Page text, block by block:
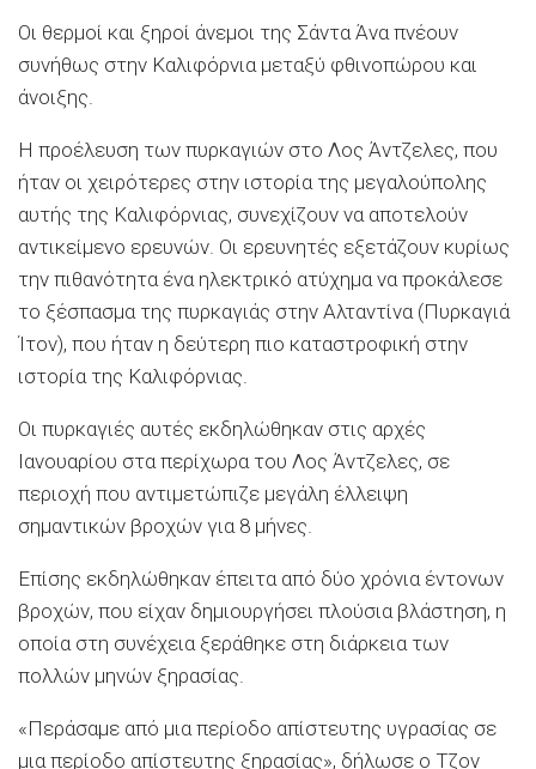
Οι θερμοί και ξηροί άνεμοι της Σάντα Άνα πνέουν
συνήθως στην Καλιφόρνια μεταξύ φθινοπώρου και
άνοιξης.
Η προέλευση των πυρκαγιών στο Λος Άντζελες, που
ήταν οι χειρότερες στην ιστορία της μεγαλούπολης
αυτής της Καλιφόρνιας, συνεχίζουν να αποτελούν
αντικείμενο ερευνών. Οι ερευνητές εξετάζουν κυρίως
την πιθανότητα ένα ηλεκτρικό ατύχημα να προκάλεσε
το ξέσπασμα της πυρκαγιάς στην Αλταντίνα (Πυρκαγιά
Ίτον), που ήταν η δεύτερη πιο καταστροφική στην
ιστορία της Καλιφόρνιας.
Οι πυρκαγιές αυτές εκδηλώθηκαν στις αρχές
Ιανουαρίου στα περίχωρα του Λος Άντζελες, σε
περιοχή που αντιμετώπιζε μεγάλη έλλειψη
σημαντικών βροχών για 8 μήνες.
Επίσης εκδηλώθηκαν έπειτα από δύο χρόνια έντονων
βροχών, που είχαν δημιουργήσει πλούσια βλάστηση, η
οποία στη συνέχεια ξεράθηκε στη διάρκεια των
πολλών μηνών ξηρασίας.
«Περάσαμε από μια περίοδο απίστευτης υγρασίας σε
μια περίοδο απίστευτης ξηρασίας», δήλωσε ο Τζον